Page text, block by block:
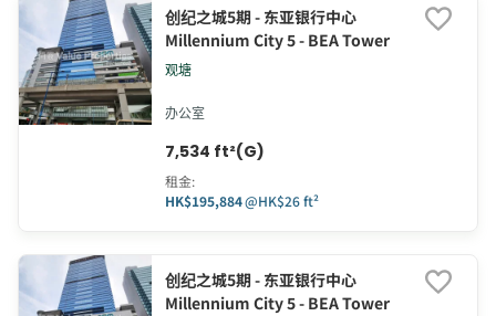
创纪之城5期 - 东亚银行中心
Millennium City 5 - BEA Tower
观塘
办公室
7,534 ft²(G)
租金:
HK$195,884@HK$26 ft²
创纪之城5期 - 东亚银行中心
Millennium City 5 - BEA Tower